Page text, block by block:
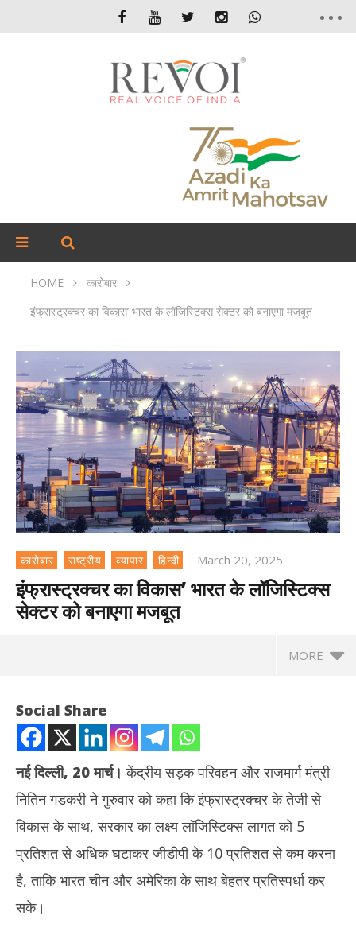
HOME
कारोबार
इंफ्रास्ट्रक्चर का विकास’ भारत के लॉजिस्टिक्स सेक्टर को बनाएगा मजबूत
कारोबार राष्ट्रीय व्यापार हिन्दी March 20, 2025
इंफ्रास्ट्रक्चर का विकास’ भारत के लॉजिस्टिक्स
सेक्टर को बनाएगा मजबूत
MORE
Social Share
नई दिल्ली, 20 मार्च।केंद्रीय सड़क परिवहन और राजमार्ग मंत्री
नितिन गडकरी ने गुरुवार को कहा कि इंफ्रास्ट्रक्चर के तेजी से
विकास के साथ, सरकार का लक्ष्य लॉजिस्टिक्स लागत को 5
प्रतिशत से अधिक घटाकर जीडीपी के 10 प्रतिशत से कम करना
है, ताकि भारत चीन और अमेरिका के साथ बेहतर प्रतिस्पर्धा कर
सके।